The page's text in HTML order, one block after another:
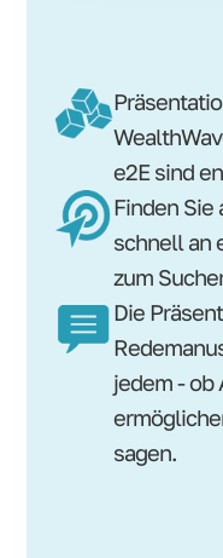
e2E sind
Finden Sie
schnell an
zum
Die
jedem - ob
sagen.